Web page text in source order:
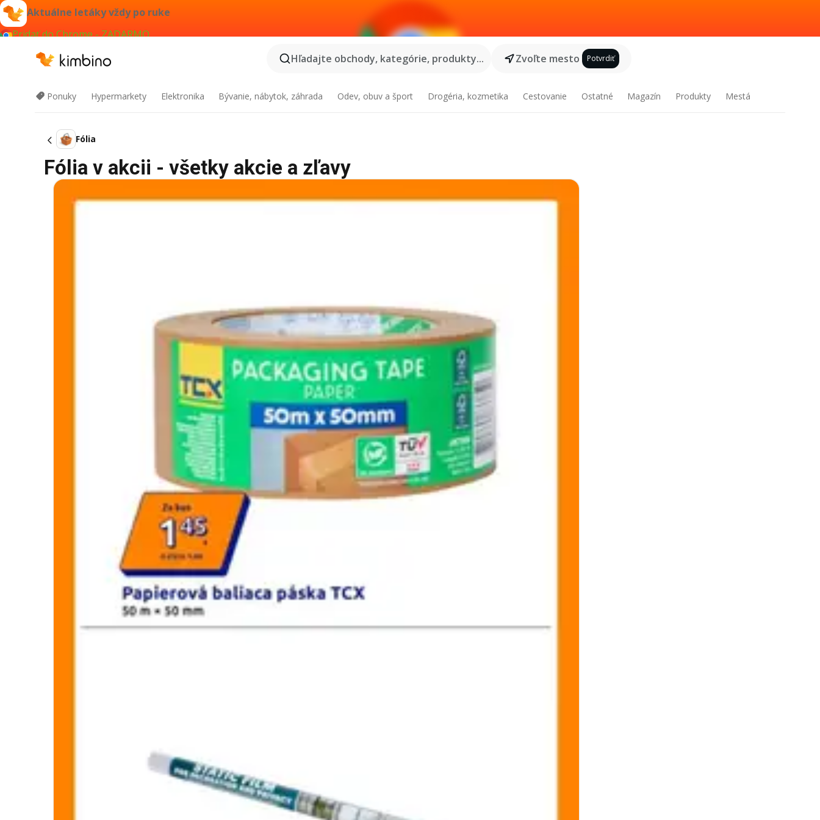
Aktuálne letáky vždy po ruke
Pridať do Chrome - ZADARMO
Hľadajte obchody, kategórie, produkty...
Zvoľte mesto Potvrdiť
Ponuky Hypermarkety Elektronika Bývanie, nábytok, záhrada Odev, obuv a šport Drogéria, kozmetika Cestovanie Ostatné Magazín Produkty Mestá
Fólia
Fólia v akcii - všetky akcie a zľavy